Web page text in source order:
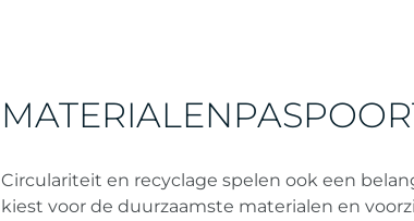
Circulariteit en recyclage spelen ook een
kiest voor de duurzaamste materialen en